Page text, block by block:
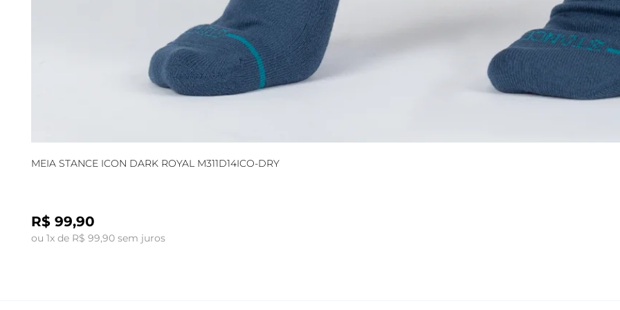
MEIA STANCE ICON DARK ROYAL M311D14ICO-DRY
R$ 99,90
ou 1x de R$ 99,90 sem juros